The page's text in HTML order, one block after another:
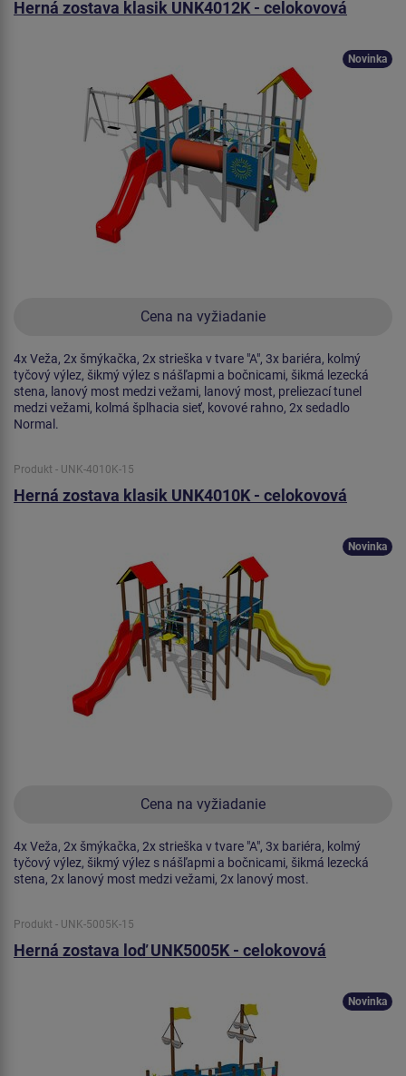
Herná zostava klasik UNK4012K - celokovová
Cena na vyžiadanie
Novinka
4x Veža, 2x šmýkačka, 2x strieška v tvare "A", 3x bariéra, kolmý
tyčový výlez, šikmý výlez s nášľapmi a bočnicami, šikmá lezecká
stena, lanový most medzi vežami, lanový most, preliezací tunel
medzi vežami, kolmá šplhacia sieť, kovové rahno, 2x sedadlo
Normal.
Produkt - UNK-4010K-15
Herná zostava klasik UNK4010K - celokovová
Cena na vyžiadanie
Novinka
4x Veža, 2x šmýkačka, 2x strieška v tvare "A", 3x bariéra, kolmý
tyčový výlez, šikmý výlez s nášľapmi a bočnicami, šikmá lezecká
stena, 2x lanový most medzi vežami, 2x lanový most.
Produkt - UNK-5005K-15
Herná zostava loď UNK5005K - celokovová
Novinka